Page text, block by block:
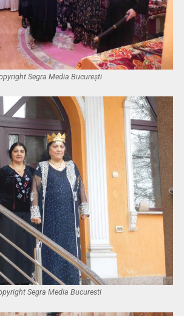
Segra Media București
Segra Media Bucuresti